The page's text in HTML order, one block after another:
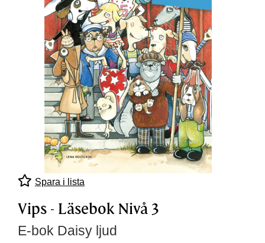
Spara i lista
Vips - Läsebok Nivå 3
E-bok Daisy ljud